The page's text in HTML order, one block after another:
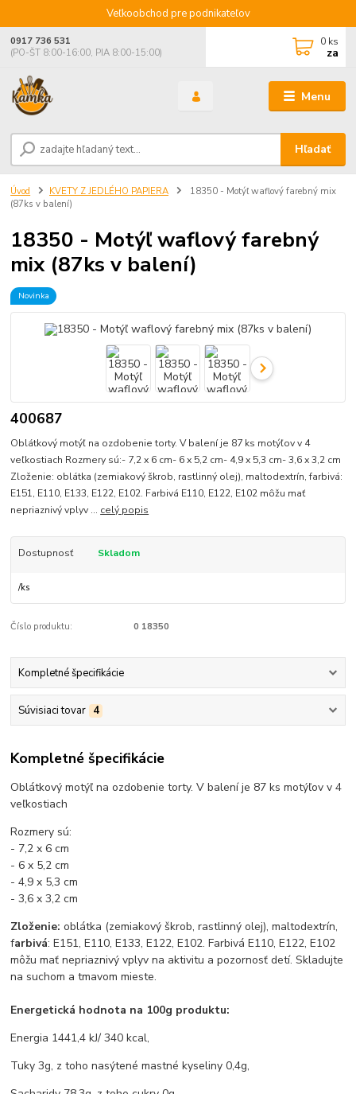
Veľkoobchod pre podnikateľov
Menu
Hľadať
0917 736 531
(PO-ŠT 8:00-16:00, PIA 8:00-15:00)
0 ks
za
Úvod KVETY Z JEDLÉHO PAPIERA
18350 - Motýľ waflový farebný mix
(87ks v balení)
18350 - Motýľ waflový farebný
mix (87ks v balení)
Novinka
400687
Oblátkový motýľ na ozdobenie torty. V balení je 87 ks motýľov v 4
veľkostiach Rozmery sú:- 7,2 x 6 cm- 6 x 5,2 cm- 4,9 x 5,3 cm- 3,6 x 3,2 cm
Zloženie: oblátka (zemiakový škrob, rastlinný olej), maltodextrín, farbivá:
E151, E110, E133, E122, E102. Farbivá E110, E122, E102 môžu mať
nepriaznivý vplyv ... celý popis
Dostupnosť Skladom
/ks
Číslo produktu: 0 18350
Kompletné špecifikácie
Súvisiaci tovar 4
Kompletné špecifikácie
Oblátkový motýľ na ozdobenie torty. V balení je 87 ks motýľov v 4
veľkostiach
Rozmery sú:
- 7,2 x 6 cm
- 6 x 5,2 cm
- 4,9 x 5,3 cm
- 3,6 x 3,2 cm
Zloženie: oblátka (zemiakový škrob, rastlinný olej), maltodextrín,
farbivá: E151, E110, E133, E122, E102. Farbivá E110, E122, E102
môžu mať nepriaznivý vplyv na aktivitu a pozornosť detí. Skladujte
na suchom a tmavom mieste.
Energetická hodnota na 100g produktu:
Energia 1441,4 kJ/ 340 kcal,
Tuky 3g, z toho nasýtené mastné kyseliny 0,4g,